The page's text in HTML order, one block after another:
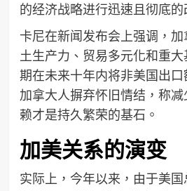
的经济战略进行迅速且彻底的
卡尼在新闻发布会上强调，
土生产力、贸易多元化和重
期在未来十年内将非美国出
加拿大人摒弃怀旧情结，称
赖才是持久繁荣的基石。
加美关系的演变
实际上，今年以来，由于美